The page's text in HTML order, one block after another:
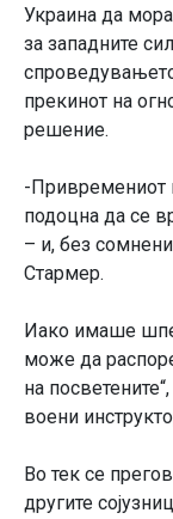
Украина да
за западните
прекинот на
решение.
-Привремениот
подоцна да се
– и, без
Стармер.
Иако имаше
може да
на
воени
Во тек се
другите